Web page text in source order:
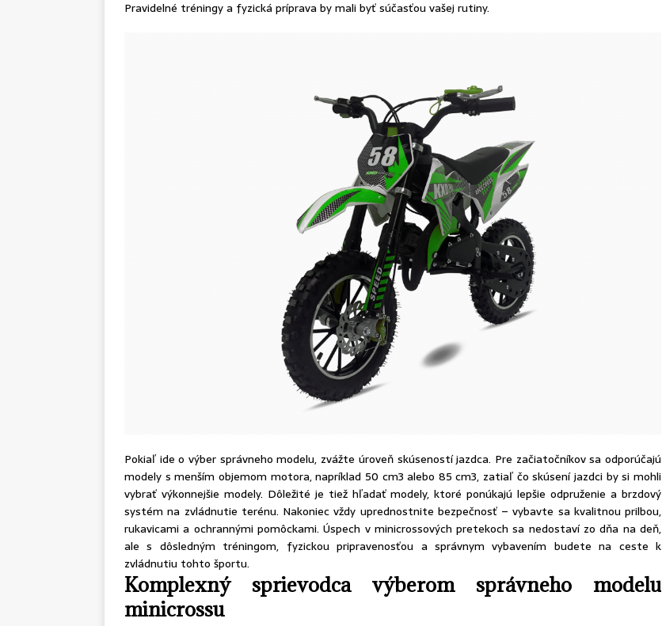
Pravidelné tréningy a fyzická príprava by mali byť súčasťou vašej rutiny.
Pokiaľ ide o výber správneho modelu, zvážte úroveň skúseností jazdca. Pre začiatočníkov sa odporúčajú
modely s menším objemom motora, napríklad 50 cm3 alebo 85 cm3, zatiaľ čo skúsení jazdci by si mohli
vybrať výkonnejšie modely. Dôležité je tiež hľadať modely, ktoré ponúkajú lepšie odpruženie a brzdový
systém na zvládnutie terénu. Nakoniec vždy uprednostnite bezpečnosť – vybavte sa kvalitnou prilbou,
rukavicami a ochrannými pomôckami. Úspech v minicrossových pretekoch sa nedostaví zo dňa na deň,
ale s dôsledným tréningom, fyzickou pripravenosťou a správnym vybavením budete na ceste k
zvládnutiu tohto športu.
Komplexný sprievodca výberom správneho modelu
minicrossu